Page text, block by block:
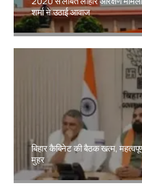
शर्मा ने उठाई आवाज
Amit Lekh
बिहार कैबिनेट की बैठक खत्म,
मुहर
Amit Lekh